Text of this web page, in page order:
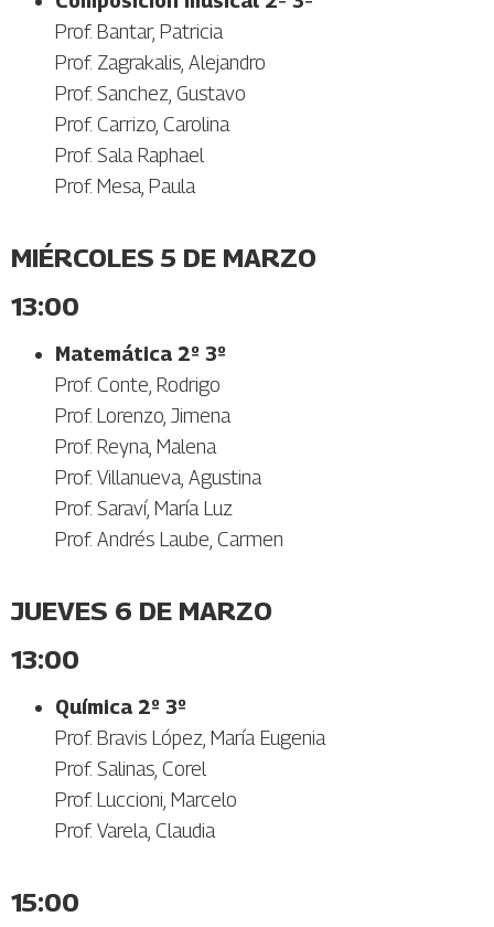
Prof. Bantar, Patricia
Prof. Zagrakalis, Alejandro
Prof. Sanchez, Gustavo
Prof. Carrizo, Carolina
Prof. Sala Raphael
Prof. Mesa, Paula
MIÉRCOLES 5 DE MARZO
13:00
Matemática 2º 3º
Prof. Conte, Rodrigo
Prof. Lorenzo, Jimena
Prof. Reyna, Malena
Prof. Villanueva, Agustina
Prof. Saraví, María Luz
Prof. Andrés Laube, Carmen
JUEVES 6 DE MARZO
13:00
Química 2º 3º
Prof. Bravis López, María Eugenia
Prof. Salinas, Corel
Prof. Luccioni, Marcelo
Prof. Varela, Claudia
15:00